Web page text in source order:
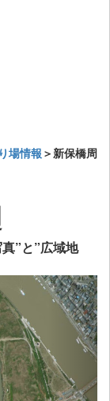
場情報 ＞新保橋周
”と”広域地
Next